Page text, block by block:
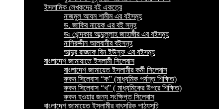
ইসলামিক লেখকদের বই একত্রে
নাজমুল আযম শামীম এর বইসমূহ
ড. জাকির নায়েক এর বই সমূহ
ডঃ খোন্দকার আব্দুল্লাহ জাহাঙ্গীর এর বইসমুহ
নাসিরুদ্দীন আলবানীর বইসমূহ
আব্দুর রাজ্জাক বিন ইউসুফ এর বইসমূহ
বাংলাদেশ জামায়াতে ইসলামী সিলেবাস
বাংলাদেশ জামায়েত ইসলামীর কর্মী সিলেবাস
রুকন সিলেবাস “ক” (মাধ্যমিক পর্যন্ত শিক্ষিত)
রুকন সিলেবাস “খ” ( মাধ্যমিকের উপরে শিক্ষিত)
রুকন হওয়ার জন্য সংক্ষিপ্ত সিলেবাস
বাংলাদেশ জামায়েত ইসলামীর বাৎসরিক পাঠ্যসূচি